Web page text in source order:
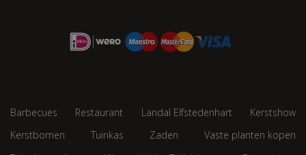
Barbecues Restaurant Landal Elfstedenhart
Kerstshow
Kerstbomen
Tuinkas Zaden
Vaste planten kopen